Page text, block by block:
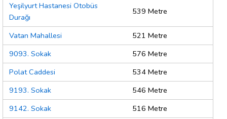
Yeşilyurt Hastanesi Otobüs
Durağı
539 Metre
Vatan Mahallesi
521 Metre
9093. Sokak
576 Metre
Polat Caddesi
534 Metre
9193. Sokak
546 Metre
9142. Sokak
516 Metre